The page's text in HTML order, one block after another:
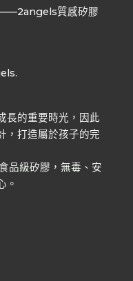
——2angels質感矽膠
長的重要時光，因此
，打造屬於孩子的完
品級矽膠，無毒、安
。